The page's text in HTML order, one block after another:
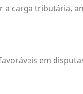
carga tributária,
em